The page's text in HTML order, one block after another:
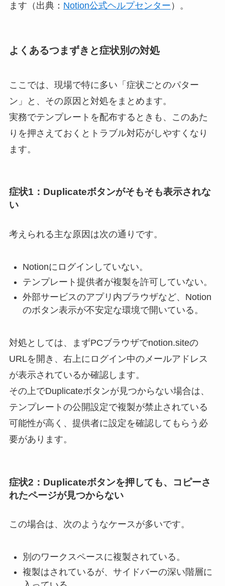
ます（出典： Notion公式ヘルプセンター ）。
よくあるつまずきと症状別の対処
ここでは、現場で特に多い「症状ごとのパター
ン」と、その原因と対処をまとめます。
実務でテンプレートを配布するときも、このあた
りを押さえておくとトラブル対応がしやすくなり
ます。
症状1：Duplicateボタンがそもそも表示されな
い
考えられる主な原因は次の通りです。
Notionにログインしていない。
テンプレート提供者が複製を許可していない。
外部サービスのアプリ内ブラウザなど、Notion
のボタン表示が不安定な環境で開いている。
対処としては、まずPCブラウザでnotion.siteの
URLを開き、右上にログイン中のメールアドレス
が表示されているか確認します。
その上でDuplicateボタンが見つからない場合は、
テンプレートの公開設定で複製が禁止されている
可能性が高く、提供者に設定を確認してもらう必
要があります。
症状2：Duplicateボタンを押しても、コピーさ
れたページが見つからない
この場合は、次のようなケースが多いです。
別のワークスペースに複製されている。
複製はされているが、サイドバーの深い階層に